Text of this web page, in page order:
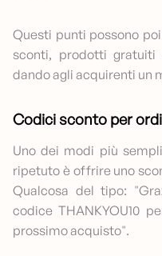
Questi punti possono
sconti, prodotti gratuiti
dando agli acquirenti un
Codici sconto per
Uno dei modi più
ripetuto è offrire uno
Qualcosa del tipo:
codice THANKYOU10
prossimo acquisto".